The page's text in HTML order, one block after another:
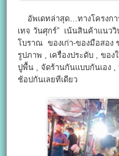
อัพเดทล่าสุด…ทางโครงกา
เทจ วันศุกร์” เน้นสินค้าแนว
โบราณ ของเก่า-ของมือสอง
รูปภาพ , เครื่องประดับ , ของ
ปูพื้น , จัดร้านกันแบบกันเอง
ช้อปกันเลยทีเดียว